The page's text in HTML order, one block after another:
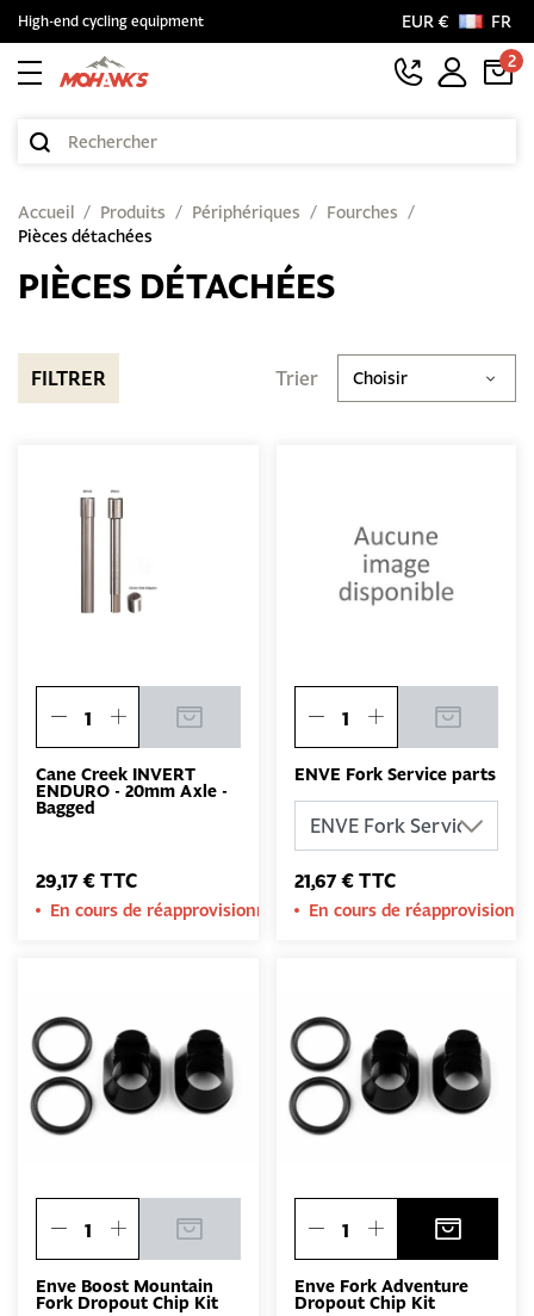
High-end cycling equipment EUR €
FR
2
Accueil Produits Périphériques
Fourches
Pièces détachées
PIÈCES DÉTACHÉES
FILTRER Trier Choisir
Cane Creek INVERT
ENDURO - 20mm Axle -
Bagged
29,17 € TTC
En cours de réapprovisionnement
ENVE Fork Service parts
21,67 € TTC
En cours de
Enve Boost Mountain
Fork Dropout Chip Kit
Enve Fork Adventure
Dropout Chip Kit